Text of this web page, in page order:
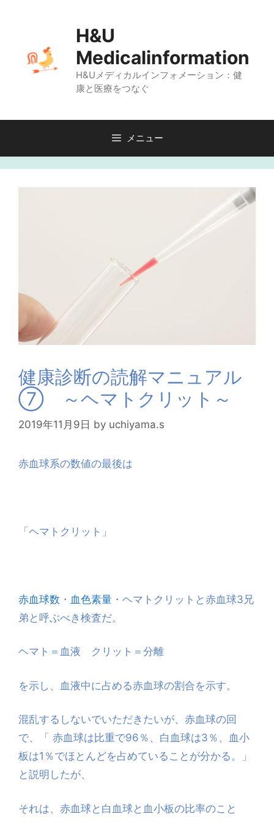
ス
ッ
H&U
Medicalinformation
H&Uメディカルインフォメーション：健
康と医療をつなぐ
メニュー
健康診断の読解マニュアル
⑦ ～ヘマトクリット～
2019年11月9日 by uchiyama.s
赤血球系の数値の最後は
「ヘマトクリット」
赤血球数 ・ 血色素量 ・ヘマトクリットと赤血球3兄
弟と呼ぶべき検査だ。
ヘマト＝血液 クリット＝分離
を示し、血液中に占める赤血球の割合を示す。
混乱するしないでいただきたいが、赤血球の回
で、「 赤血球は比重で96％、白血球は3％、血小
板は1％でほとんどを占めていることが分かる。」
と説明したが、
それは、赤血球と白血球と血小板の比率のこと